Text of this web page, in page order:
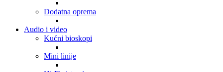
Dodatna oprema
Audio i video
Kućni bioskopi
Mini linije